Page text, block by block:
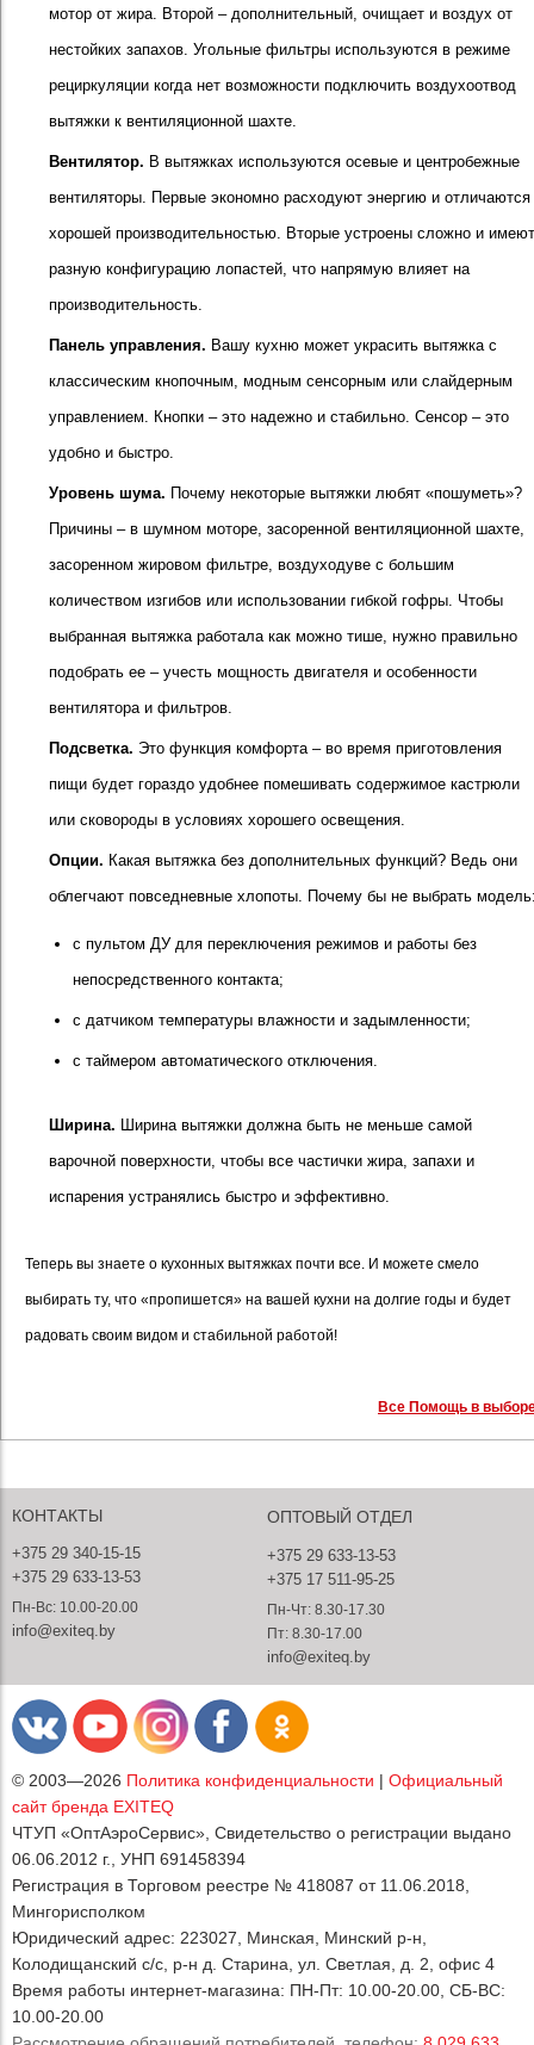
мотор от жира. Второй – дополнительный, очищает и воздух от
нестойких запахов. Угольные фильтры используются в режиме
рециркуляции когда нет возможности подключить воздухоотвод
вытяжки к вентиляционной шахте.
Вентилятор. В вытяжках используются осевые и центробежные
вентиляторы. Первые экономно расходуют энергию и отличаются
хорошей производительностью. Вторые устроены сложно и имеют
разную конфигурацию лопастей, что напрямую влияет на
производительность.
Панель управления. Вашу кухню может украсить вытяжка с
классическим кнопочным, модным сенсорным или слайдерным
управлением. Кнопки – это надежно и стабильно. Сенсор – это
удобно и быстро.
Уровень шума. Почему некоторые вытяжки любят «пошуметь»?
Причины – в шумном моторе, засоренной вентиляционной шахте,
засоренном жировом фильтре, воздуходуве с большим
количеством изгибов или использовании гибкой гофры. Чтобы
выбранная вытяжка работала как можно тише, нужно правильно
подобрать ее – учесть мощность двигателя и особенности
вентилятора и фильтров.
Подсветка. Это функция комфорта – во время приготовления
пищи будет гораздо удобнее помешивать содержимое кастрюли
или сковороды в условиях хорошего освещения.
Опции. Какая вытяжка без дополнительных функций? Ведь они
облегчают повседневные хлопоты. Почему бы не выбрать
с пультом ДУ для переключения режимов и работы без
непосредственного контакта;
с датчиком температуры влажности и задымленности;
с таймером автоматического отключения.
Ширина. Ширина вытяжки должна быть не меньше самой
варочной поверхности, чтобы все частички жира, запахи и
испарения устранялись быстро и эффективно.
Теперь вы знаете о кухонных вытяжках почти все. И можете смело
выбирать ту, что «пропишется» на вашей кухни на долгие годы и будет
радовать своим видом и стабильной работой!
Все Помощь в
КОНТАКТЫ
+375 29 340-15-15
+375 29 633-13-53
Пн-Вс: 10.00-20.00
info@exiteq.by
ОПТОВЫЙ ОТДЕЛ
+375 29 633-13-53
+375 17 511-95-25
Пн-Чт: 8.30-17.30
Пт: 8.30-17.00
info@exiteq.by
© 2003—2026 Политика конфиденциальности | Официальный
сайт бренда EXITEQ
ЧТУП «ОптАэроСервис», Свидетельство о регистрации выдано
06.06.2012 г., УНП 691458394
Регистрация в Торговом реестре № 418087 от 11.06.2018,
Мингорисполком
Юридический адрес: 223027, Минская, Минский р-н,
Колодищанский с/с, р-н д. Старина, ул. Светлая, д. 2, офис 4
Время работы интернет-магазина: ПН-Пт: 10.00-20.00, СБ-ВС:
10.00-20.00